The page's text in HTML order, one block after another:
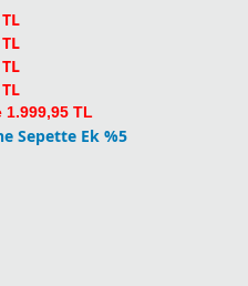
1.999,95 TL
Sepette Ek %5